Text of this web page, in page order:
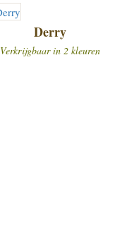
Derry
Verkrijgbaar in 2 kleuren